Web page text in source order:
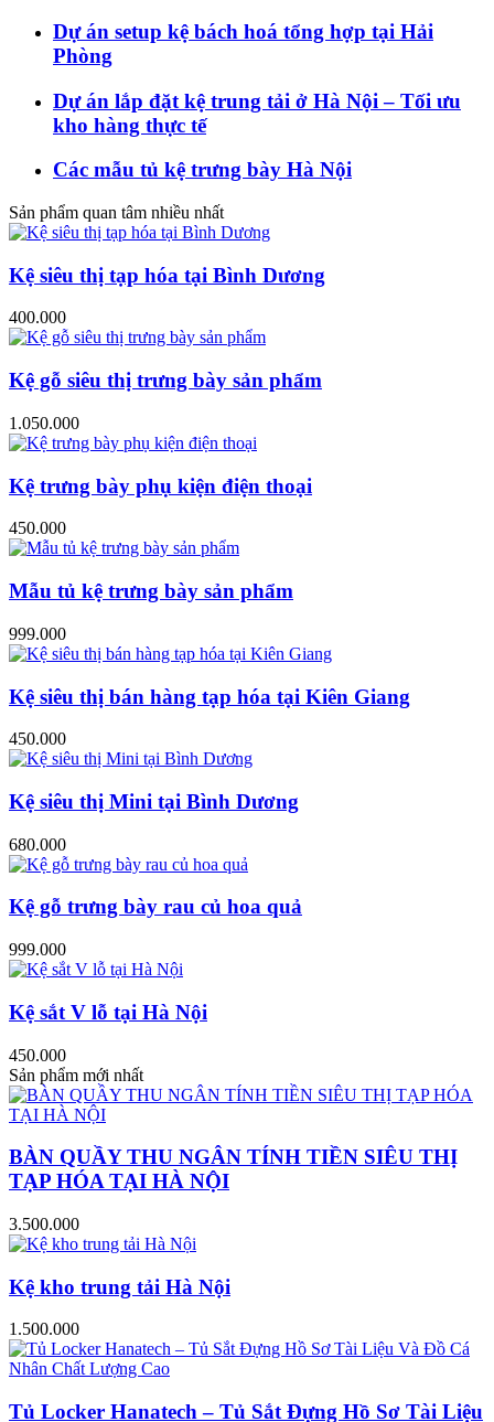
Dự án setup kệ bách hoá tổng hợp tại Hải
Phòng
Dự án lắp đặt kệ trung tải ở Hà Nội – Tối ưu
kho hàng thực tế
Các mẫu tủ kệ trưng bày Hà Nội
Sản phẩm quan tâm nhiều nhất
Kệ siêu thị tạp hóa tại Bình Dương
400.000
Kệ gỗ siêu thị trưng bày sản phẩm
1.050.000
Kệ trưng bày phụ kiện điện thoại
450.000
Mẫu tủ kệ trưng bày sản phẩm
999.000
Kệ siêu thị bán hàng tạp hóa tại Kiên Giang
450.000
Kệ siêu thị Mini tại Bình Dương
680.000
Kệ gỗ trưng bày rau củ hoa quả
999.000
Kệ sắt V lỗ tại Hà Nội
450.000
Sản phẩm mới nhất
BÀN QUẦY THU NGÂN TÍNH TIỀN SIÊU THỊ
TẠP HÓA TẠI HÀ NỘI
3.500.000
Kệ kho trung tải Hà Nội
1.500.000
Tủ Locker Hanatech – Tủ Sắt Đựng Hồ Sơ Tài Liệu